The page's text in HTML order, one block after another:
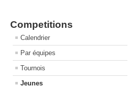
Competitions
Calendrier
Par équipes
Tournois
Jeunes